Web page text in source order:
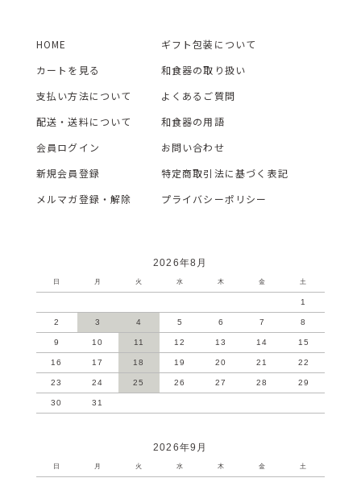
HOME
カートを見る
支払い方法について
配送・送料について
会員ログイン
新規会員登録
メルマガ登録・解除
ギフト包装について
和食器の取り扱い
よくあるご質問
和食器の用語
お問い合わせ
特定商取引法に基づく表記
プライバシーポリシー
2026年8月
日 月 火 水 木 金 土
1
2 3 4 5 6 7 8
9 10 11 12 13 14 15
16 17 18 19 20 21 22
23 24 25 26 27 28 29
30 31
2026年9月
日 月 火 水 木 金 土